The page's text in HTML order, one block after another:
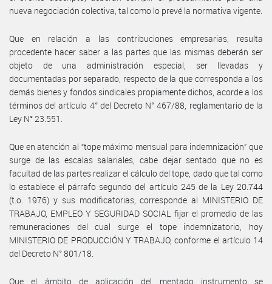
nueva negociación colectiva, tal como lo prevé la normativa vigente.
Que en relación a las contribuciones empresarias, resulta
procedente hacer saber a las partes que las mismas deberán ser
objeto de una administración especial, ser llevadas y
documentadas por separado, respecto de la que corresponda a los
demás bienes y fondos sindicales propiamente dichos, acorde a los
términos del artículo 4° del Decreto N° 467/88, reglamentario de la
Ley N° 23.551.
Que en atención al “tope máximo mensual para indemnización” que
surge de las escalas salariales, cabe dejar sentado que no es
facultad de las partes realizar el cálculo del tope, dado que tal como
lo establece el párrafo segundo del artículo 245 de la Ley 20.744
(t.o. 1976) y sus modificatorias, corresponde al MINISTERIO DE
TRABAJO, EMPLEO Y SEGURIDAD SOCIAL fijar el promedio de las
remuneraciones del cual surge el tope indemnizatorio, hoy
MINISTERIO DE PRODUCCIÓN Y TRABAJO, conforme el artículo 14
del Decreto N° 801/18.
Que el ámbito de aplicación del mentado instrumento se